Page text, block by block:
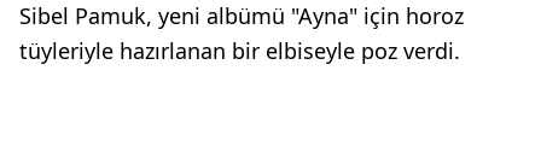
Sibel Pamuk, yeni albümü "Ayna" için horoz
tüyleriyle hazırlanan bir elbiseyle poz verdi.